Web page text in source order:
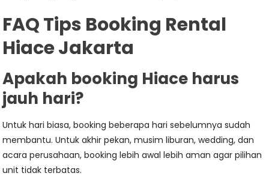
FAQ Tips Booking Rental
Hiace Jakarta
Apakah booking Hiace harus
jauh hari?
Untuk hari biasa, booking beberapa hari sebelumnya sudah
membantu. Untuk akhir pekan, musim liburan, wedding, dan
acara perusahaan, booking lebih awal lebih aman agar pilihan
unit tidak terbatas.